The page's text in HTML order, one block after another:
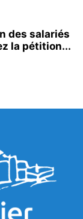
des salariés
la pétition...